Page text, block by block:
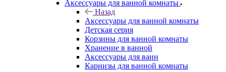
Аксессуары для ванной комнаты
Назад
Аксессуары для ванной комнаты
Детская серия
Корзины для ванной комнаты
Хранение в ванной
Аксессуары для ванн
Карнизы для ванной комнаты